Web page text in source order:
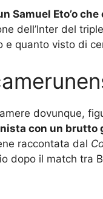
Samuel Eto’o che
dell’Inter del
e quanto visto di
dovunque,
con un
raccontata dal
dopo il match tra